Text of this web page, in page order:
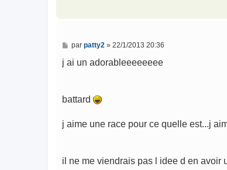
M
s
par patty2» 22/1/2013 20:36
j ai un adorableeeeeeee
battard
j aime une race pour ce quelle est...j
il ne me viendrais pas l idee d en avoir